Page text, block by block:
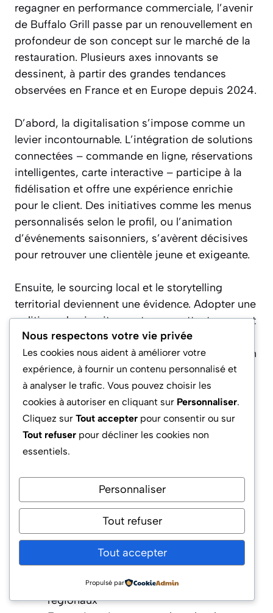
regagner en performance commerciale, l’avenir
de Buffalo Grill passe par un renouvellement en
profondeur de son concept sur le marché de la
restauration. Plusieurs axes innovants se
dessinent, à partir des grandes tendances
observées en France et en Europe depuis 2024.
D’abord, la digitalisation s’impose comme un
levier incontournable. L’intégration de solutions
connectées – commande en ligne, réservations
intelligentes, carte interactive – participe à la
fidélisation et offre une expérience enrichie
pour le client. Des initiatives comme les menus
personnalisés selon le profil, ou l’animation
d’événements saisonniers, s’avèrent décisives
pour retrouver une clientèle jeune et exigeante.
Ensuite, le sourcing local et le storytelling
territorial deviennent une évidence. Adopter une
politique de circuits courts, en mettant en avant
la viande bretonne ou les produits bio
régionaux, offre une différenciation claire sur un
marché saturé. Ce modèle, déjà décliné chez
plusieurs concurrents, a vu la fréquentation
progresser de 12 % en deux ans , selon
FoodMarket 2025.
Parmi les plans d’action innovants qui
Audit digital de la qualité de parcours
client et de l’expérience en salle
« Club des fidèles » intégré avec
avantages locaux et gestion privée
Lancement de cartes de saison en
partenariat avec des chefs MOF
régionaux
Nous respectons votre vie privée
Les cookies nous aident à améliorer votre
expérience, à fournir un contenu personnalisé et
à analyser le trafic. Vous pouvez choisir les
cookies à autoriser en cliquant sur Personnaliser.
Cliquez sur Tout accepter pour consentir ou sur
Tout refuser pour décliner les cookies non
essentiels.
Personnaliser
Tout refuser
Tout accepter
Propulsé par